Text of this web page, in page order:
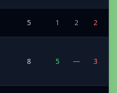
5 1 2 2
8 5 — 3